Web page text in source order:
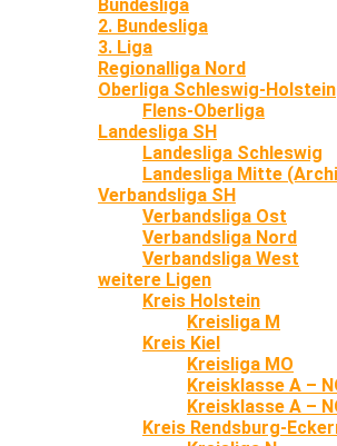
Bundesliga
2. Bundesliga
3. Liga
Regionalliga Nord
Oberliga Schleswig-Holstein
Flens-Oberliga
Landesliga SH
Landesliga Schleswig
Landesliga Mitte
Verbandsliga SH
Verbandsliga Ost
Verbandsliga Nord
Verbandsliga West
weitere Ligen
Kreis Holstein
Kreisliga M
Kreis Kiel
Kreisliga MO
Kreisklasse A –
Kreisklasse A –
Kreis Rendsburg-